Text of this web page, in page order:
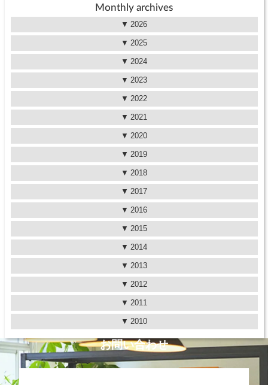
Monthly archives
2026
2025
2024
2023
2022
2021
2020
2019
2018
2017
2016
2015
2014
2013
2012
2011
2010
お問い合わせ